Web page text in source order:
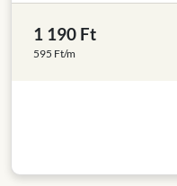
1 190 Ft
595 Ft/m